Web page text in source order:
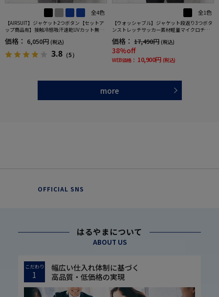
全4色
【AIRSUIT】ジャケット2つボタン【セットア
ップ商品有】接触冷感吸汗速乾UVカット無地
春夏
価格： 6,050円 (税込)
3.8 （5）
全1色
【ウォッシャブル】ジャケット段返り3つボタ
ンストレッチサッカー素材軽量マイクロチェ
ック春夏
価格： 17,490円 (税込)
38%off
WEB価格： 10,900円 (税込)
more
OFFICIAL SNS
はるやまについて
ABOUT US
こだわり
1
幅広い仕入れ体制に基づく
高品質・低価格の実現